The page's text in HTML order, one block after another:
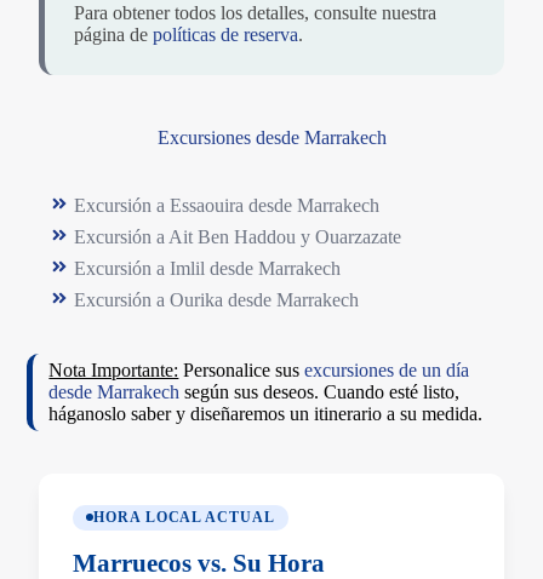
HORA LOCAL ACTUAL
Marruecos vs. Su Hora
Para obtener todos los detalles, consulte nuestra
página depolíticas de reserva.
Excursiones desde Marrakech
Excursión a Essaouira desde Marrakech
Excursión a Ait Ben Haddou y Ouarzazate
Excursión a Imlil desde Marrakech
Excursión a Ourika desde Marrakech
Nota Importante: Personalice susexcursiones de un día
desde Marrakech según sus deseos. Cuando esté listo,
háganoslo saber y diseñaremos un itinerario a su medida.